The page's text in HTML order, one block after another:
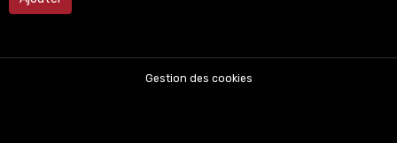
Gestion des cookies